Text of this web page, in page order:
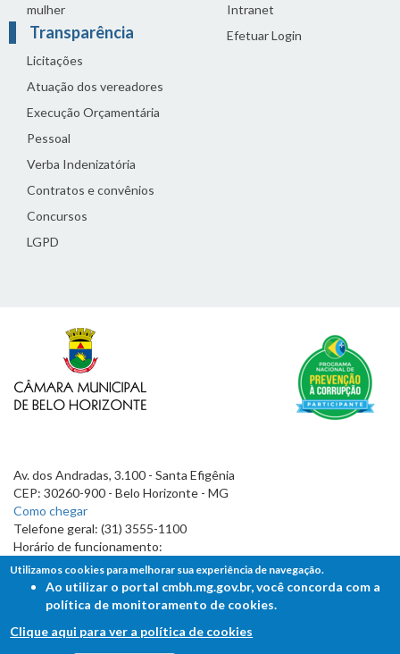
mulher
Transparência
Licitações
Atuação dos vereadores
Execução Orçamentária
Pessoal
Verba Indenizatória
Contratos e convênios
Concursos
LGPD
Intranet
Efetuar Login
Av. dos Andradas, 3.100 - Santa Efigênia
CEP: 30260-900 - Belo Horizonte - MG
Como chegar
Telefone geral: (31) 3555-1100
Horário de funcionamento:
7h às 19h
Utilizamos cookies para melhorar sua experiência de navegação.
Ao utilizar o portal cmbh.mg.gov.br, você concorda com a
política de monitoramento de cookies.
Clique aqui para ver a política de cookies